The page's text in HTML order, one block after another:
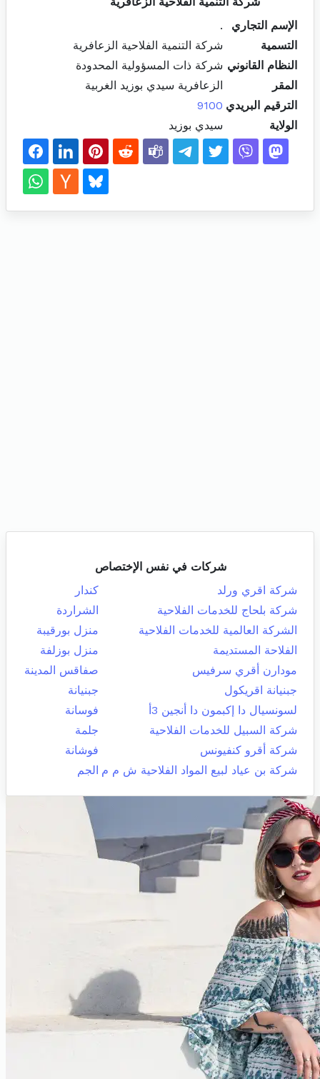
الإسم التجاري
.
التسمية
شركة التنمية الفلاحية الزعافرية
النظام القانوني شركة ذات المسؤولية المحدودة
المقر
الزعافرية سيدي بوزيد الغربية
الترقيم البريدي 9100
الولاية
سيدي بوزيد
شركات في نفس الإختصاص
شركة اقري ورلد
كندار
شركة بلحاج للخدمات الفلاحية
الشراردة
الشركة العالمية للخدمات الفلاحية
منزل بورقيبة
الفلاحة المستديمة
منزل بوزلفة
مودارن أقري سرفيس
صفاقس المدينة
جبنيانة اقريكول
جبنيانة
لسونسيال دا إكبمون دا أنجين 3أ
فوسانة
شركة السبيل للخدمات الفلاحية
جلمة
شركة أقرو كنفيونس
فوشانة
شركة بن عياد لبيع المواد الفلاحية ش م م الجم